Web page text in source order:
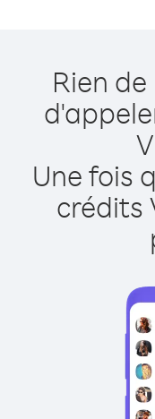
Rien
Une fois
crédits